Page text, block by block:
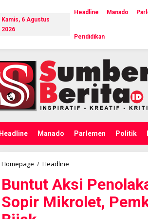
Kamis, 6 Agustus
2026
Headline Manado
Pendidikan
Headline Manado Parlemen Politik
Homepage / Headline
n
t
u
t
Buntut Aksi
Sopir Mikrolet,